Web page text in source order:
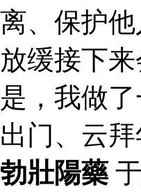
离、保护他
放缓接下
是，我做
出门、云
勃壯陽藥